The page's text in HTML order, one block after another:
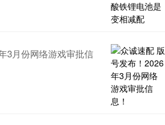
3月份网络游戏审批信